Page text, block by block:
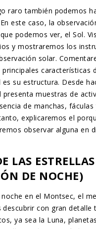
raro también podemos
este caso, la
podemos ver, el Sol.
y mostraremos los
solar.
características
su estructura. Desde
presenta muestras de
de manchas, fáculas
explicaremos el
observar alguna en
LAS ESTRELLAS
DE NOCHE)
noche en el Montsec, el
descubrir con gran detalle
ya sea la Luna,